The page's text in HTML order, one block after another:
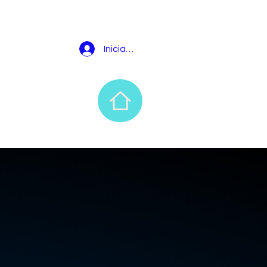
Iniciar sesión